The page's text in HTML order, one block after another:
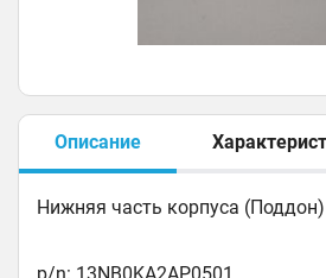
Описание
Нижняя часть корпуса